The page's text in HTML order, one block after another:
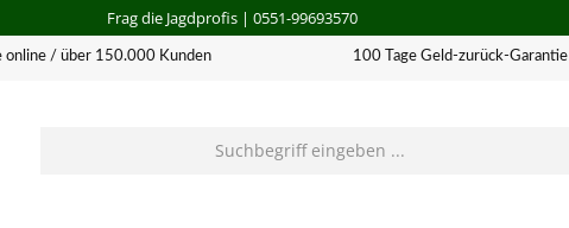
Frag die Jagdprofis| 0551-99693570
online / über 150.000 Kunden 100 Tage Geld-zurück-Garantie